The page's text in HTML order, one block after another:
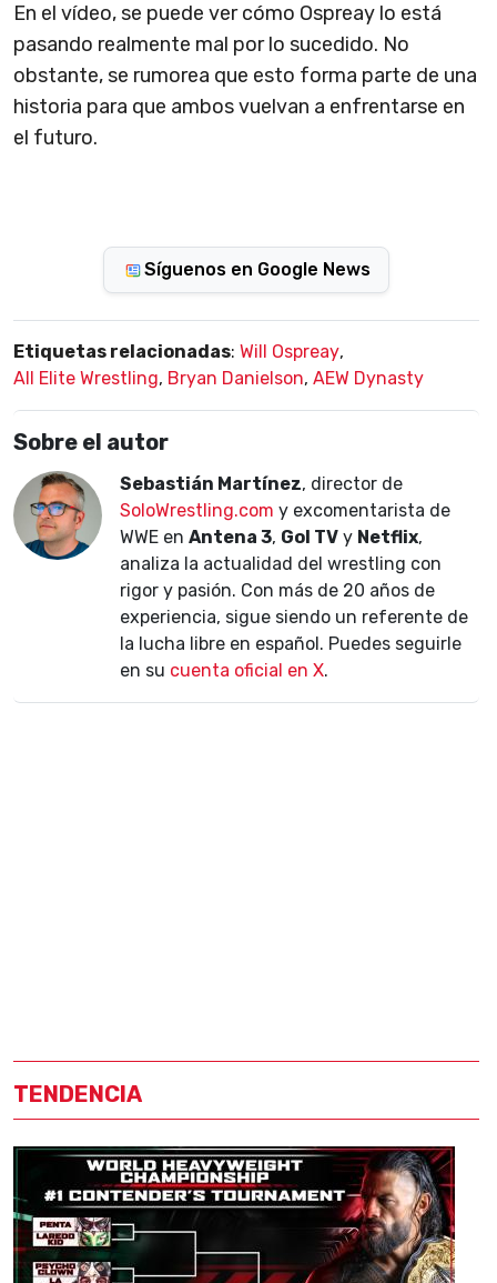
En el vídeo, se puede ver cómo Ospreay lo está
pasando realmente mal por lo sucedido. No
obstante, se rumorea que esto forma parte de una
historia para que ambos vuelvan a enfrentarse en
el futuro.
Síguenos en Google News
Etiquetas relacionadas: Will Ospreay,
All Elite Wrestling, Bryan Danielson, AEW Dynasty
Sobre el autor
Sebastián Martínez, director de
SoloWrestling.com y excomentarista de
WWE en Antena 3, Gol TV y Netflix,
analiza la actualidad del wrestling con
rigor y pasión. Con más de 20 años de
experiencia, sigue siendo un referente de
la lucha libre en español. Puedes seguirle
en su cuenta oficial en X.
TENDENCIA